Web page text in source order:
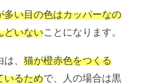
い目の色はカッパーなの
どいないことになります。
は、猫が橙赤色をつくる
いるためで、人の場合は黒